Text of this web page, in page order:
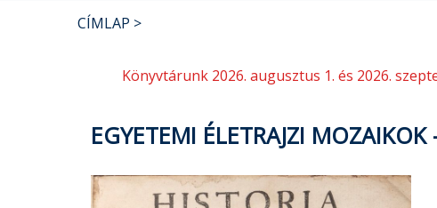
CÍMLAP
Könyvtárunk 2026. augusztus 1. és 2026.
EGYETEMI ÉLETRAJZI MOZAIKOK